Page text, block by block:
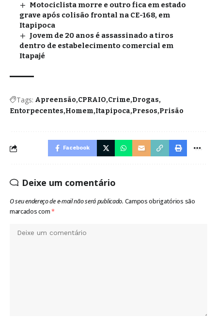
Motociclista morre e outro fica em estado
grave após colisão frontal na CE-168, em
Itapipoca
Jovem de 20 anos é assassinado a tiros
dentro de estabelecimento comercial em
Itapajé
Tags: Apreensão CPRAIO Crime Drogas
Entorpecentes Homem Itapipoca Presos Prisão
Facebook
Deixe um comentário
O seu endereço de e-mail não será publicado. Campos obrigatórios são
marcados com*